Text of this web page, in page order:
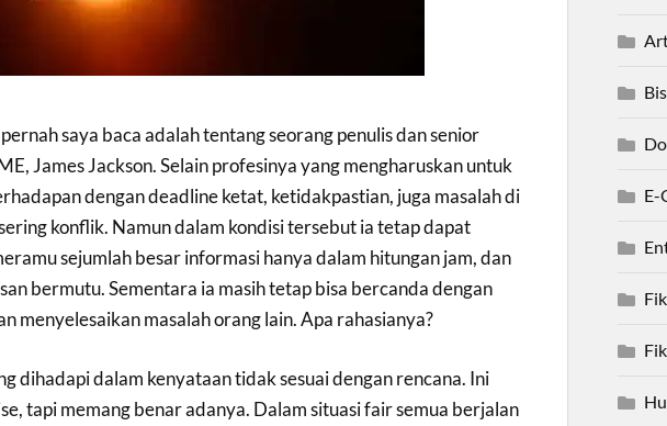
saya baca adalah tentang seorang penulis dan senior
James Jackson. Selain profesinya yang mengharuskan untuk
dengan deadline ketat, ketidakpastian, juga masalah di
konflik. Namun dalam kondisi tersebut ia tetap dapat
sejumlah besar informasi hanya dalam hitungan jam, dan
bermutu. Sementara ia masih tetap bisa bercanda dengan
menyelesaikan masalah orang lain. Apa rahasianya?
dihadapi dalam kenyataan tidak sesuai dengan rencana. Ini
tapi memang benar adanya. Dalam situasi fair semua berjalan
E-